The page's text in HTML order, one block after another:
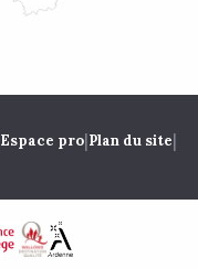
Espace pro|Plan du site|